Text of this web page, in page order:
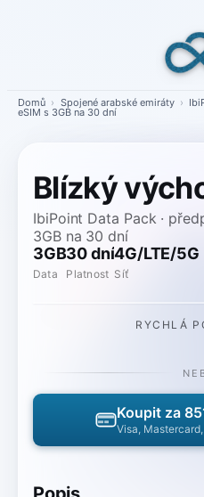
Domů › Spojené arabské emiráty ›
eSIM s 3GB na 30 dní
Blízký
IbiPoint Data Pack ·
3GB na 30 dní
3GB
Data
30 dní
Platnost
4G/LTE/5G
Síť
RYCHLÁ
Koupit za
Visa,